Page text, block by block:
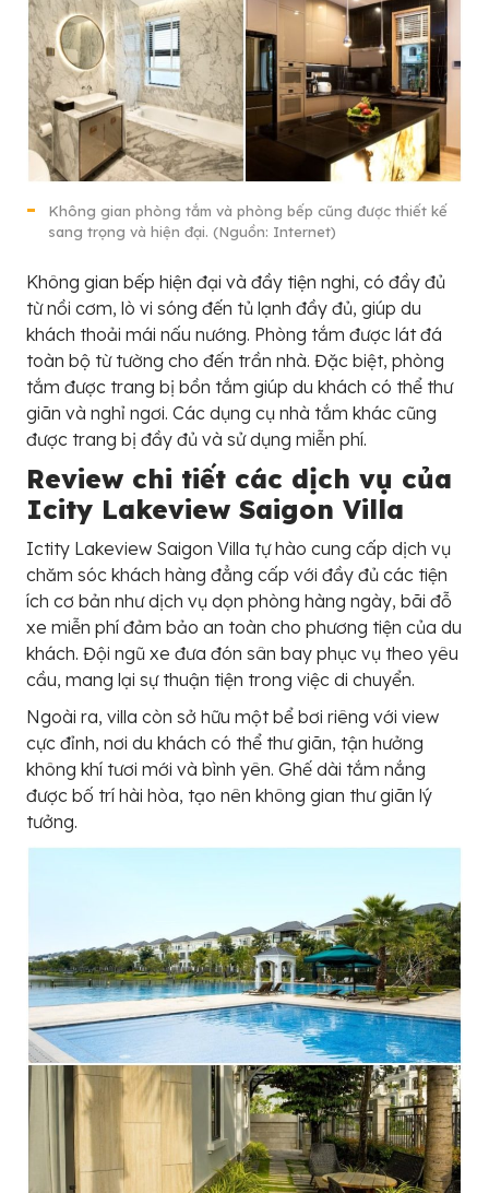
Không gian phòng tắm và phòng bếp cũng được thiết kế
sang trọng và hiện đại. (Nguồn: Internet)
Không gian bếp hiện đại và đầy tiện nghi, có đầy đủ
từ nồi cơm, lò vi sóng đến tủ lạnh đầy đủ, giúp du
khách thoải mái nấu nướng. Phòng tắm được lát đá
toàn bộ từ tường cho đến trần nhà. Đặc biệt, phòng
tắm được trang bị bồn tắm giúp du khách có thể thư
giãn và nghỉ ngơi. Các dụng cụ nhà tắm khác cũng
được trang bị đầy đủ và sử dụng miễn phí.
Review chi tiết các dịch vụ của
Icity Lakeview Saigon Villa
Ictity Lakeview Saigon Villa tự hào cung cấp dịch vụ
chăm sóc khách hàng đẳng cấp với đầy đủ các tiện
ích cơ bản như dịch vụ dọn phòng hàng ngày, bãi đỗ
xe miễn phí đảm bảo an toàn cho phương tiện của du
khách. Đội ngũ xe đưa đón sân bay phục vụ theo yêu
cầu, mang lại sự thuận tiện trong việc di chuyển.
Ngoài ra, villa còn sở hữu một bể bơi riêng với view
cực đỉnh, nơi du khách có thể thư giãn, tận hưởng
không khí tươi mới và bình yên. Ghế dài tắm nắng
được bố trí hài hòa, tạo nên không gian thư giãn lý
tưởng.